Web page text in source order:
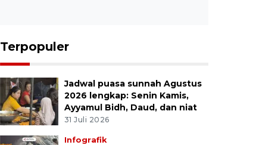
Terpopuler
Jadwal puasa sunnah Agustus
2026 lengkap: Senin Kamis,
Ayyamul Bidh, Daud, dan niat
31 Juli 2026
Infografik